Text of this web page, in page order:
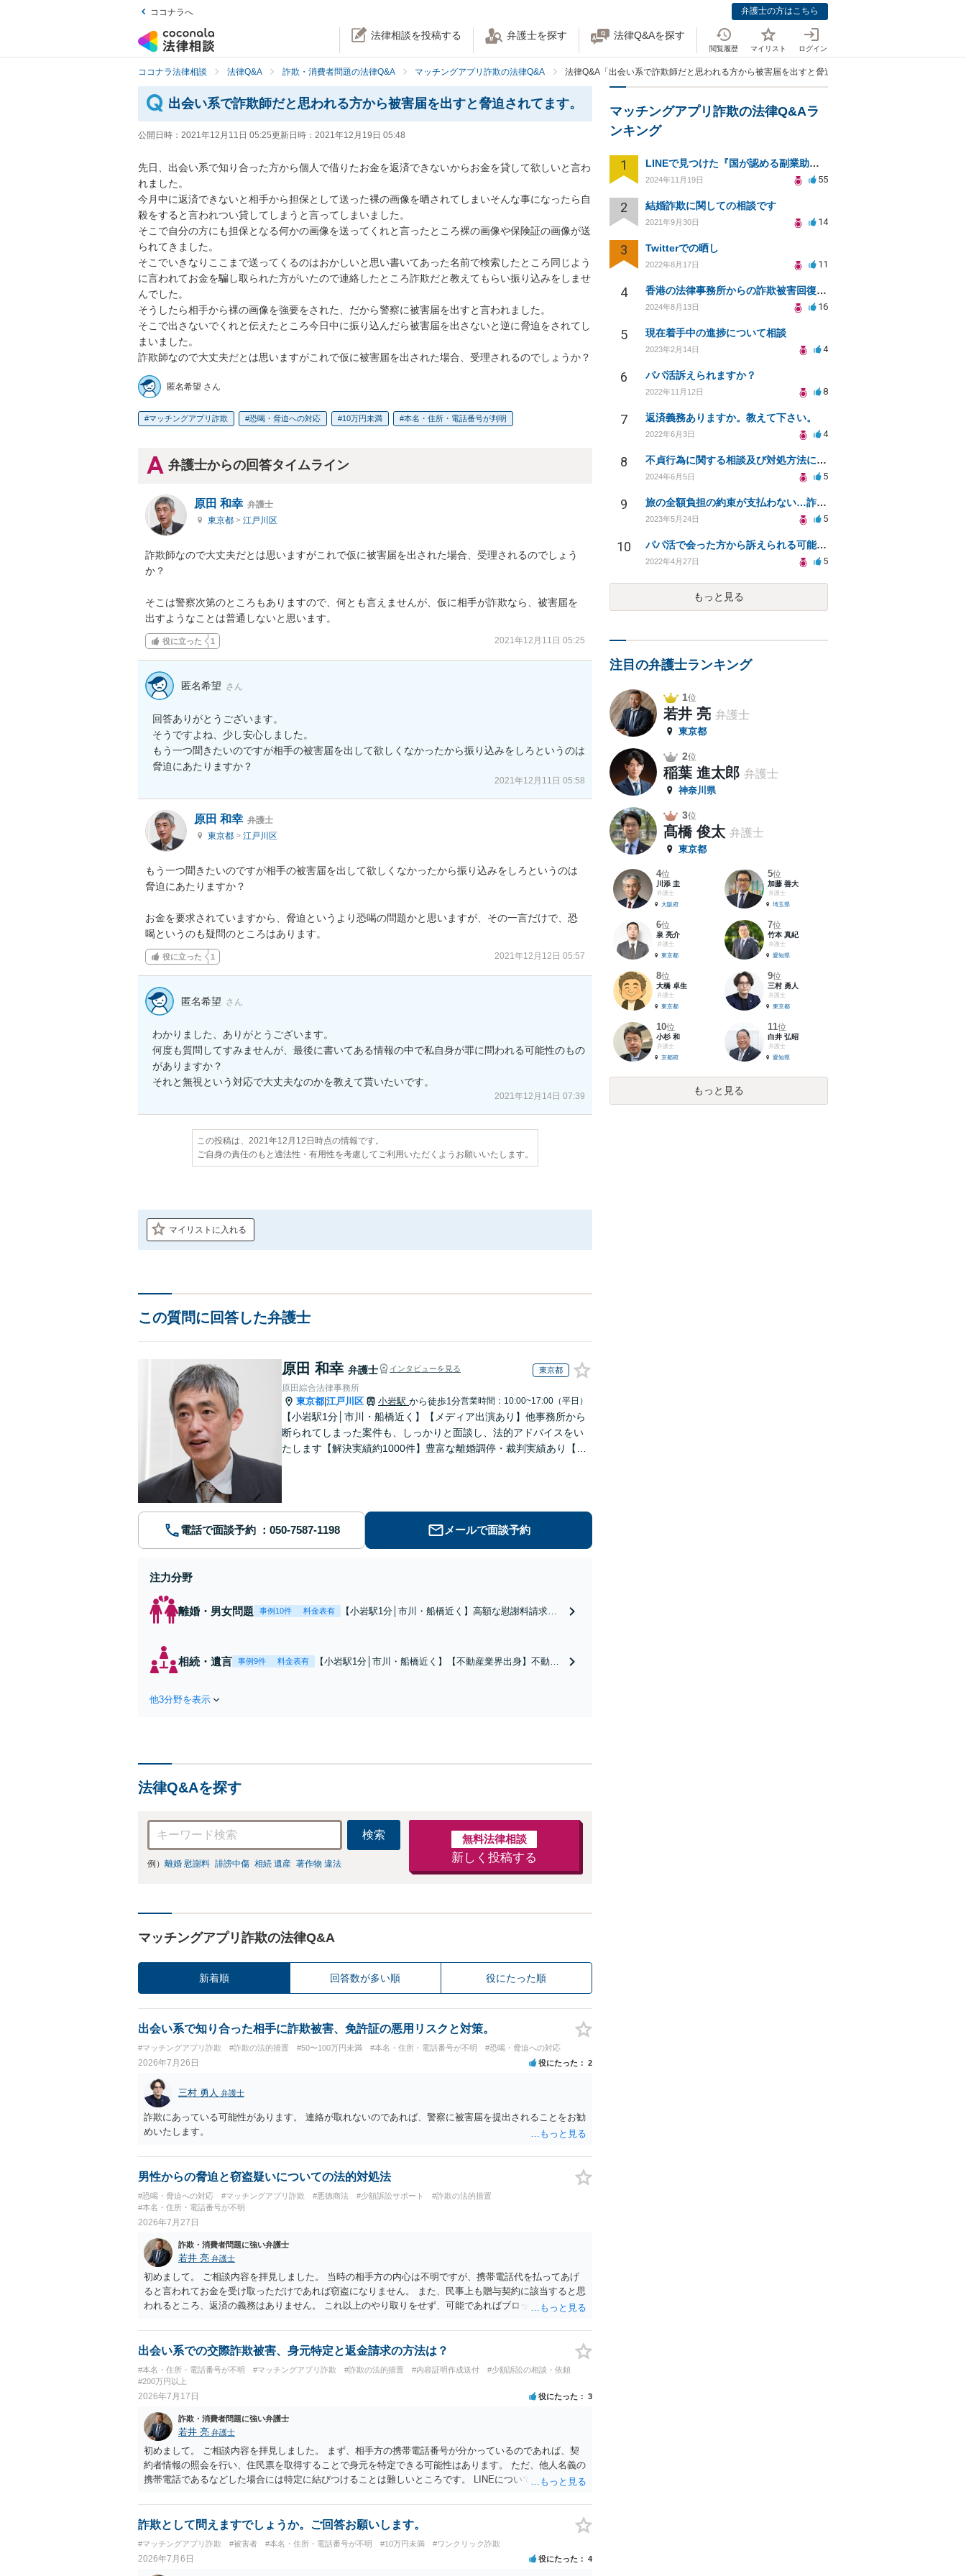
ココナラへ 弁護士の方はこちら
法律相談を投稿する 弁護士を探す 法律Q&Aを探す
閲覧履歴 マイリスト ログイン
ココナラ法律相談 法律Q&A 詐欺・消費者問題の法律Q&A マッチングアプリ詐欺の法律Q&A 法律Q&A「出会い系で詐欺師だと思われる方から被害届を出すと脅迫されてます。」
出会い系で詐欺師だと思われる方から被害届を出すと脅迫されてます。
公開日時： 2021年12月11日 05:25更新日時： 2021年12月19日 05:48
先日、出会い系で知り合った方から個人で借りたお金を返済できないからお金を貸して欲しいと言わ
れました。
今月中に返済できないと相手から担保として送った裸の画像を晒されてしまいそんな事になったら自
殺をすると言われつい貸してしまうと言ってしまいました。
そこで自分の方にも担保となる何かの画像を送ってくれと言ったところ裸の画像や保険証の画像が送
られてきました。
そこでいきなりここまで送ってくるのはおかしいと思い書いてあった名前で検索したところ同じよう
に言われてお金を騙し取られた方がいたので連絡したところ詐欺だと教えてもらい振り込みをしませ
んでした。
そうしたら相手から裸の画像を強要をされた、だから警察に被害届を出すと言われました。
そこで出さないでくれと伝えたところ今日中に振り込んだら被害届を出さないと逆に脅迫をされてし
まいました。
詐欺師なので大丈夫だとは思いますがこれで仮に被害届を出された場合、受理されるのでしょうか？
匿名希望 さん
マッチングアプリ詐欺 恐喝・脅迫への対応 10万円未満 本名・住所・電話番号が判明
弁護士からの回答タイムライン
原田 和幸 弁護士
東京都 > 江戸川区
詐欺師なので大丈夫だとは思いますがこれで仮に被害届を出された場合、受理されるのでしょう
か？
そこは警察次第のところもありますので、何とも言えませんが、仮に相手が詐欺なら、被害届を
出すようなことは普通しないと思います。
役に立った 1 2021年12月11日 05:25
匿名希望 さん
回答ありがとうございます。
そうですよね、少し安心しました。
もう一つ聞きたいのですが相手の被害届を出して欲しくなかったから振り込みをしろというのは
脅迫にあたりますか？
2021年12月11日 05:58
原田 和幸 弁護士
東京都 > 江戸川区
もう一つ聞きたいのですが相手の被害届を出して欲しくなかったから振り込みをしろというのは
脅迫にあたりますか？
お金を要求されていますから、脅迫というより恐喝の問題かと思いますが、その一言だけで、恐
喝というのも疑問のところはあります。
役に立った 1 2021年12月12日 05:57
匿名希望 さん
わかりました、ありがとうございます。
何度も質問してすみませんが、最後に書いてある情報の中で私自身が罪に問われる可能性のもの
がありますか？
それと無視という対応で大丈夫なのかを教えて貰いたいです。
2021年12月14日 07:39
この投稿は、2021年12月12日時点の情報です。
ご自身の責任のもと適法性・有用性を考慮してご利用いただくようお願いいたします。
マイリストに入れる
この質問に回答した弁護士
原田 和幸 弁護士 インタビューを見る 東京都
原田綜合法律事務所
東京都 江戸川区 小岩駅 から徒歩1分営業時間：10:00~17:00（平日）
【小岩駅1分│市川・船橋近く】【メディア出演あり】他事務所から
断られてしまった案件も、しっかりと面談し、法的アドバイスをい
たします【解決実績約1000件】豊富な離婚調停・裁判実績あり【不
電話で面談予約 メールで面談予約
注力分野
離婚・男女問題 事例10件 料金表有
【小岩駅1分│市川・船橋近く】高額な慰謝料請求の
家の財産分与に対応！離婚に関するお悩みは、お気
軽にご相談ください【メディア出演】【早朝・夜間
相続・遺言 事例9件 料金表有
【小岩駅1分│市川・船橋近く】【不動産業界出身】不動産
他3分野を表示
法律Q&Aを探す
検索
例） 離婚 慰謝料 誹謗中傷 相続 遺産 著作物 違法
無料法律相談
新しく投稿する
マッチングアプリ詐欺の法律Q&A
新着順 回答数が多い順 役にたった順
出会い系で知り合った相手に詐欺被害、免許証の悪用リスクと対策。
#マッチングアプリ詐欺 #詐欺の法的措置 #50〜100万円未満 #本名・住所・電話番号が不明 #恐喝・脅迫への対応
2026年7月26日 役にたった 2
三村 勇人 弁護士
詐欺にあっている可能性があります。 連絡が取れないのであれば、警察に被害届を提出されることをお勧
めいたします。
男性からの脅迫と窃盗疑いについての法的対処法
#恐喝・脅迫への対応 #マッチングアプリ詐欺 #悪徳商法 #少額訴訟サポート
#詐欺の法的措置
#本名・住所・電話番号が不明
2026年7月27日
詐欺・消費者問題に強い弁護士
若井 亮 弁護士
初めまして。 ご相談内容を拝見しました。 当時の相手方の内心は不明ですが、携帯電話代を払ってあげ
ると言われてお金を受け取っただけであれば窃盗になりません。 また、民事上も贈与契約に該当すると思
われるところ、返済の義務はありません。 これ以上のやり取りをせず、可能であればブロックをするよう
になれば幸いです。
出会い系での交際詐欺被害、身元特定と返金請求の方法は？
#本名・住所・電話番号が不明 #マッチングアプリ詐欺 #詐欺の法的措置 #内容証明作成送付
#少額訴訟の相談・依頼
#200万円以上
2026年7月17日 役にたった 3
詐欺・消費者問題に強い弁護士
若井 亮 弁護士
初めまして。 ご相談内容を拝見しました。 まず、相手方の携帯電話番号が分かっているのであれば、契
約者情報の照会を行い、住民票を取得することで身元を特定できる可能性はあります。 ただ、他人名義の
携帯電話であるなどした場合には特定に結びつけることは難しいところです。 LINEについても、詐欺の
を特定した後は、返金の理屈があるかどうかを確認していきます。 基本的に贈与に該当する場合には返金
請求ができません。 詐欺を含め、当方に返金の理屈があるかどうかを確認していきます。 さらに、渡し
断できるのであれば、まずは交渉からスタートすることになるでしょう。 ご理解のとおり、詐欺であるこ
との立証は簡単ではありません。 刑事事件化が出来るのであれば、返金交渉で有利になる可能性がありま
詐欺として問えますでしょうか。ご回答お願いします。
#マッチングアプリ詐欺 #被害者 #本名・住所・電話番号が不明 #10万円未満 #ワンクリック詐欺
2026年7月6日 役にたった 4
マッチングアプリ詐欺の法律Q&Aラ
ンキング
1 LINEで見つけた『国が認める副業助成金』は本当にあるのですか？今それで訴えられそうでどうすれば？
2024年11月19日 55
2 結婚詐欺に関しての相談です
2021年9月30日 14
3 Twitterでの晒し
2022年8月17日 11
4 香港の法律事務所からの詐欺被害回復の誘いは信用できる？
2024年8月13日 16
5 現在着手中の進捗について相談
2023年2月14日 4
6 パパ活訴えられますか？
2022年11月12日 8
7 返済義務ありますか。教えて下さい。
2022年6月3日 4
8 不貞行為に関する相談及び対処方法について
2024年6月5日 5
9 旅の全額負担の約束が支払わない…詐欺になりますか？
2023年5月24日 5
10 パパ活で会った方から訴えられる可能性はありますか？
2022年4月27日 5
もっと見る
注目の弁護士ランキング
1位
若井 亮 弁護士
東京都
2位
稲葉 進太郎 弁護士
神奈川県
3位
髙橋 俊太 弁護士
東京都
4位
川添 圭
弁護士
大阪府
5位
加藤 善大
弁護士
埼玉県
6位
泉 亮介
弁護士
東京都
7位
竹本 真紀
弁護士
愛知県
8位
大橋 卓生
弁護士
東京都
9位
三村 勇人
弁護士
東京都
10位
小杉 和
弁護士
京都府
11位
白井 弘昭
弁護士
愛知県
もっと見る